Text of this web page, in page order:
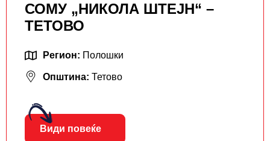
СОМУ „НИКОЛА ШТЕЈН“ –
ТЕТОВО
Регион: Полошки
Општина: Тетово
Види повеќе